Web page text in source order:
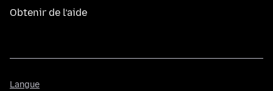
Obtenir de l’aide
Langue